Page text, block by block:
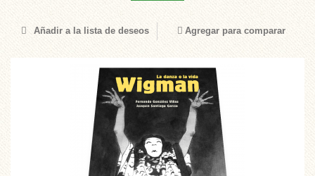
Añadir a la lista de deseos Agregar para comparar